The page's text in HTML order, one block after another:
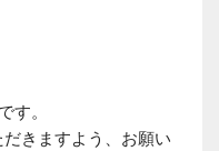
す。
きますよう、お願い